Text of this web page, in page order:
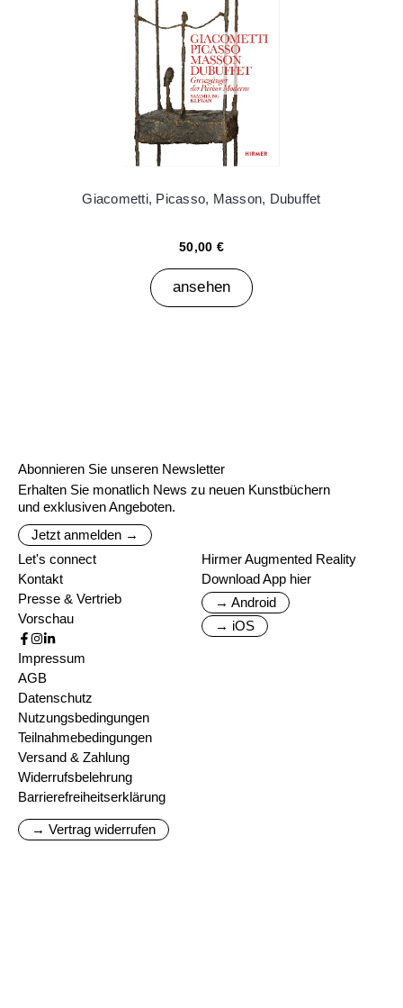
Giacometti, Picasso, Masson, Dubuffet
50,00 €
ansehen
Abonnieren Sie unseren Newsletter
Erhalten Sie monatlich News zu neuen Kunstbüchern
und exklusiven Angeboten.
Jetzt anmelden →
Let's connect
Kontakt
Presse & Vertrieb
Vorschau
Hirmer Augmented Reality
Download App hier
→ Android
→ iOS
Impressum
AGB
Datenschutz
Nutzungsbedingungen
Teilnahmebedingungen
Versand & Zahlung
Widerrufsbelehrung
Barrierefreiheitserklärung
→ Vertrag widerrufen